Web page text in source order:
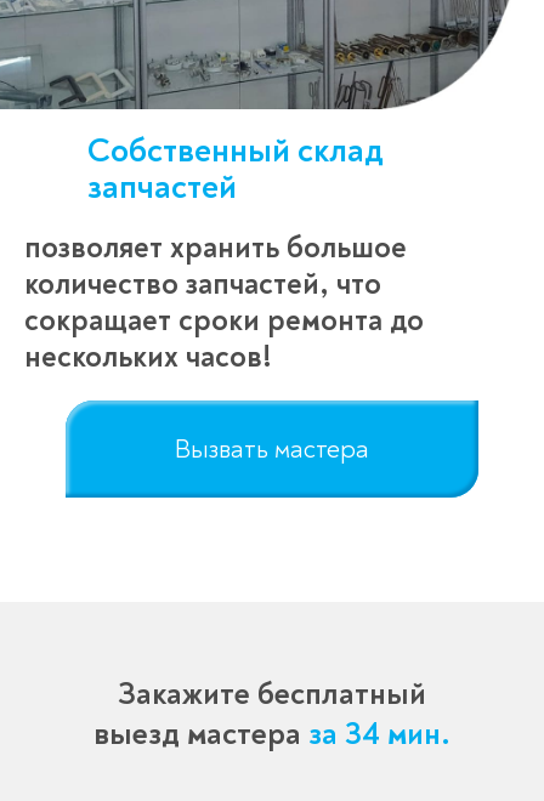
Собственный склад
запчастей
позволяет хранить большое
количество запчастей, что
сокращает сроки ремонта до
нескольких часов!
Вызвать мастера
Закажите бесплатный
выезд мастера за 34 мин.
Оставьте заявку
перезвоним в течение 3-х минут